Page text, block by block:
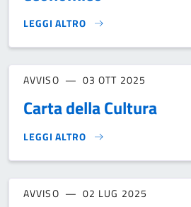
LEGGI ALTRO
BANDO CONTRIBUTI PER SPESE
AVVISO 03 OTT 2025
Carta della Cultura
LEGGI ALTRO
CARTA DELLA CULTURA}
AVVISO 02 LUG 2025